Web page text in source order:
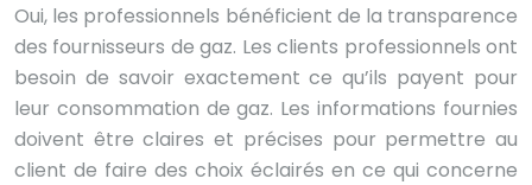
Oui, les professionnels bénéficient de la transparence
des fournisseurs de gaz. Les clients professionnels ont
besoin de savoir exactement ce qu’ils payent pour
leur consommation de gaz. Les informations fournies
doivent être claires et précises pour permettre au
client de faire des choix éclairés en ce qui concerne